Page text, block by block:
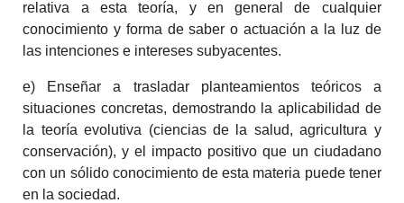
relativa a esta teoría, y en general de cualquier
conocimiento y forma de saber o actuación a la luz de
las intenciones e intereses subyacentes.
e) Enseñar a trasladar planteamientos teóricos a
situaciones concretas, demostrando la aplicabilidad de
la teoría evolutiva (ciencias de la salud, agricultura y
conservación), y el impacto positivo que un ciudadano
con un sólido conocimiento de esta materia puede tener
en la sociedad.